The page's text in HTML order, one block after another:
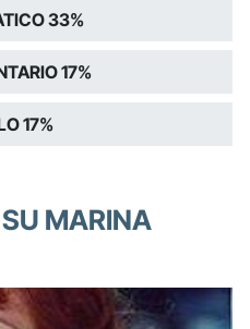
33%
17%
17%
MARINA